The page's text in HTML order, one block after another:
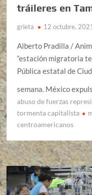
tráileres en
grieta 12 octubre, 2021
Alberto Pradilla /
“estación migratoria
Pública estatal de
semana. México
abuso de fuerzas
tormenta capitalista
centroamericanos